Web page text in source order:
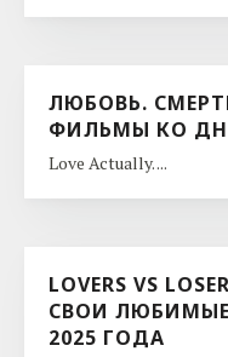
ЛЮБОВЬ.
ФИЛЬМЫ КО
Love Actually. ...
LOVERS VS
СВОИ
2025 ГОДА